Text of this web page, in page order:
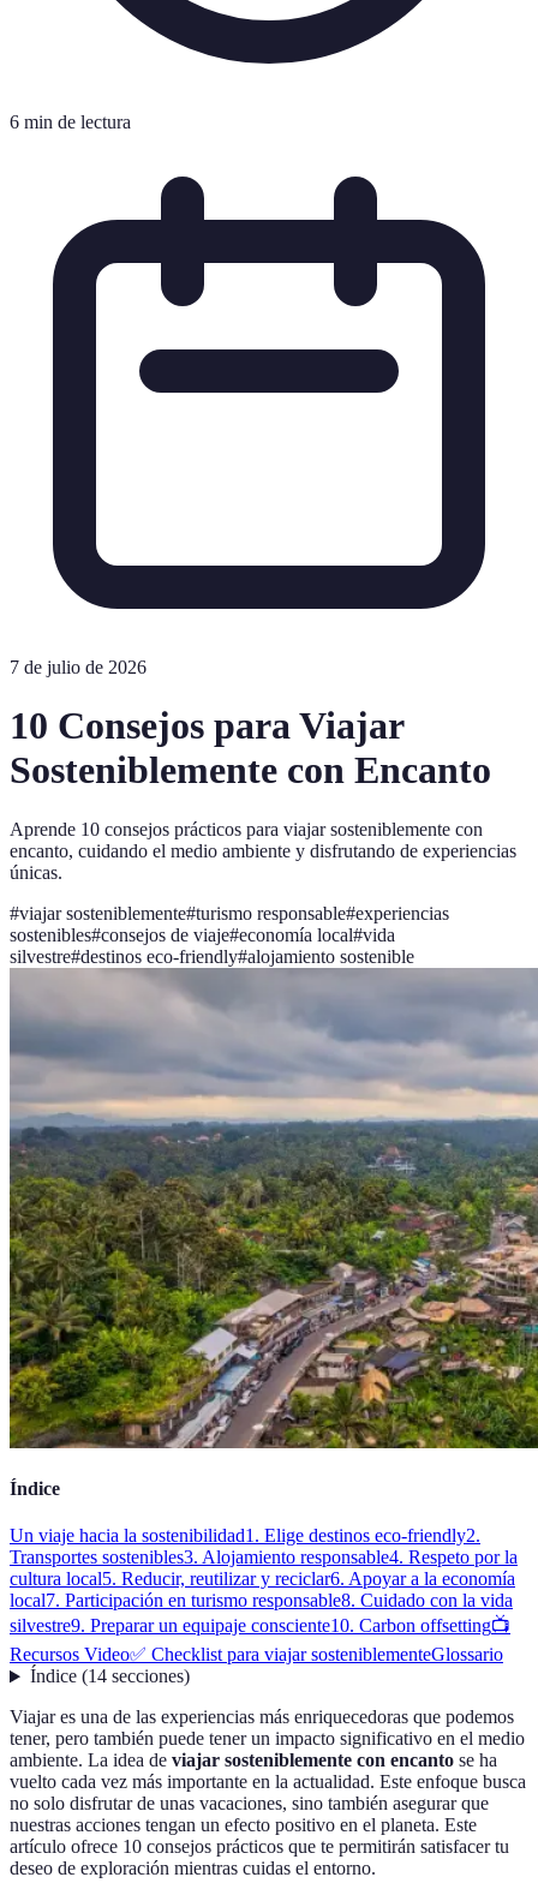
6 min de lectura
7 de julio de 2026
10 Consejos para Viajar
Sosteniblemente con Encanto
Aprende 10 consejos prácticos para viajar sosteniblemente con
encanto, cuidando el medio ambiente y disfrutando de experiencias
únicas.
#viajar sosteniblemente#turismo responsable#experiencias
sostenibles#consejos de viaje#economía local#vida
silvestre#destinos eco-friendly#alojamiento sostenible
Índice
Un viaje hacia la sostenibilidad1. Elige destinos eco-friendly2.
Transportes sostenibles3. Alojamiento responsable4. Respeto por la
cultura local5. Reducir, reutilizar y reciclar6. Apoyar a la economía
local7. Participación en turismo responsable8. Cuidado con la vida
silvestre9. Preparar un equipaje consciente10. Carbon offsetting📺
Recursos Video✅ Checklist para viajar sosteniblementeGlossario
Índice(14 secciones)
Viajar es una de las experiencias más enriquecedoras que podemos
tener, pero también puede tener un impacto significativo en el medio
ambiente. La idea de viajar sosteniblemente con encanto se ha
vuelto cada vez más importante en la actualidad. Este enfoque busca
no solo disfrutar de unas vacaciones, sino también asegurar que
nuestras acciones tengan un efecto positivo en el planeta. Este
artículo ofrece 10 consejos prácticos que te permitirán satisfacer tu
deseo de exploración mientras cuidas el entorno.